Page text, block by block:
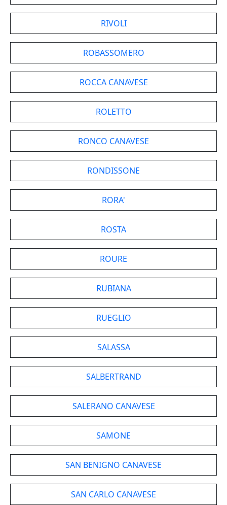
RIVOLI
ROBASSOMERO
ROCCA CANAVESE
ROLETTO
RONCO CANAVESE
RONDISSONE
RORA'
ROSTA
ROURE
RUBIANA
RUEGLIO
SALASSA
SALBERTRAND
SALERANO CANAVESE
SAMONE
SAN BENIGNO CANAVESE
SAN CARLO CANAVESE